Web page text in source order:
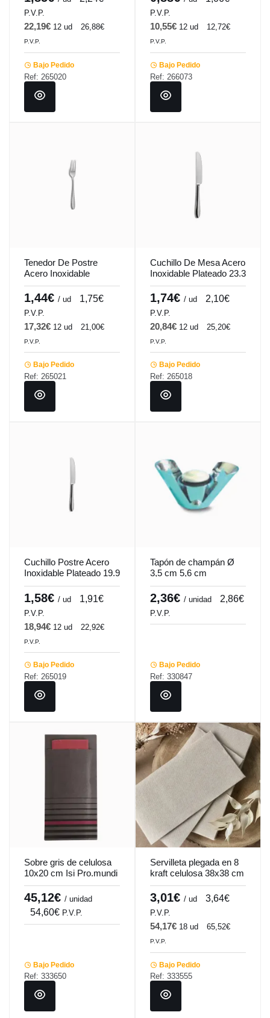
P.V.P.
22,19€ 12 ud 26,88€
P.V.P.
Bajo Pedido
Ref: 265020
P.V.P.
10,55€ 12 ud 12,72€
P.V.P.
Bajo Pedido
Ref: 266073
Tenedor De Postre
Acero Inoxidable
Plateado 18.6 Cm Tulip
Pro.mundi
1,44€ / ud 1,75€
P.V.P.
17,32€ 12 ud 21,00€
P.V.P.
Bajo Pedido
Ref: 265021
Cuchillo De Mesa Acero
Inoxidable Plateado 23.3
Cm Tulip Pro.mundi
1,74€ / ud 2,10€
P.V.P.
20,84€ 12 ud 25,20€
P.V.P.
Bajo Pedido
Ref: 265018
Cuchillo Postre Acero
Inoxidable Plateado 19.9
Cm Tulip Pro.mundi
1,58€ / ud 1,91€
P.V.P.
18,94€ 12 ud 22,92€
P.V.P.
Bajo Pedido
Ref: 265019
Tapón de champán Ø
3,5 cm 5,6 cm
Pro.mundi
2,36€ / unidad 2,86€
P.V.P.
Bajo Pedido
Ref: 330847
Sobre gris de celulosa
10x20 cm Isi Pro.mundi
(200 unidades)
45,12€ / unidad
54,60€ P.V.P.
Bajo Pedido
Ref: 333650
Servilleta plegada en 8
kraft celulosa 38x38 cm
plegada en 8 Lisah
Pro.mundi (50
unidades)
3,01€ / ud 3,64€
P.V.P.
54,17€ 18 ud 65,52€
P.V.P.
Bajo Pedido
Ref: 333555